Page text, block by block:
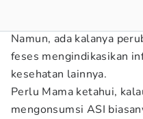
Namun, ada kalanya
feses mengindikasikan
kesehatan lainnya.
Perlu Mama ketahui,
mengonsumsi ASI